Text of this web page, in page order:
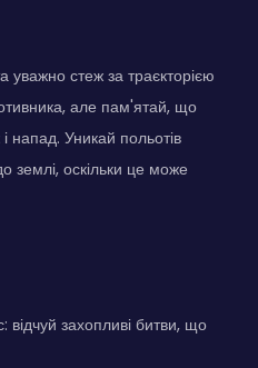
уважно стеж за траєкторією
але пам'ятай, що
напад. Уникай польотів
землі, оскільки це може
захопливі битви, що